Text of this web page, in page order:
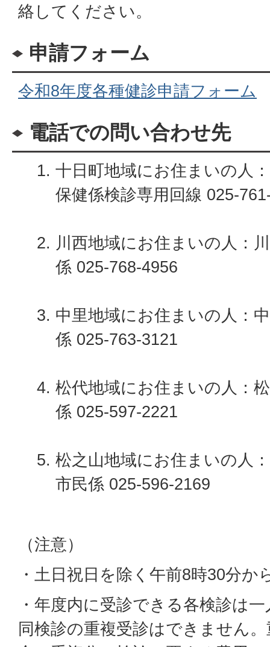
絡してください。
申請フォーム
令和8年度各種健診申請フォーム
電話での問い合わせ先
十日町地域にお住まいの人
保健係検診専用回線 025-
川西地域にお住まいの人：
係 025-768-4956
中里地域にお住まいの人：
係 025-763-3121
松代地域にお住まいの人：
係 025-597-2221
松之山地域にお住まいの人
市民係 025-596-2169
（注意）
・土日祝日を除く午前8時30分か
・年度内に受診できる各検診は
同検診の重複受診はできません